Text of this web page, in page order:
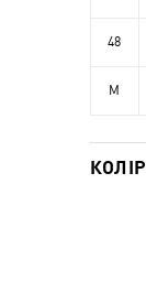
48
M
КОЛІР